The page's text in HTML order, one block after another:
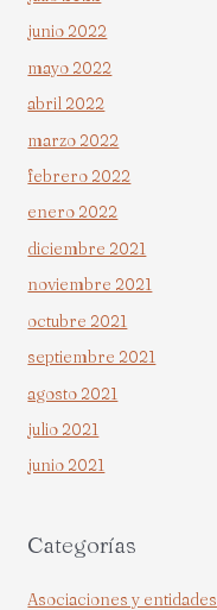
junio 2022
mayo 2022
abril 2022
marzo 2022
febrero 2022
enero 2022
diciembre 2021
noviembre 2021
octubre 2021
septiembre 2021
agosto 2021
julio 2021
junio 2021
Categorías
Asociaciones y entidades